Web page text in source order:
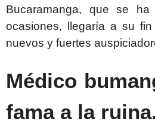
Bucaramanga, que se
ocasiones, llegaría a su
nuevos y fuertes
Médico
fama a la ruina